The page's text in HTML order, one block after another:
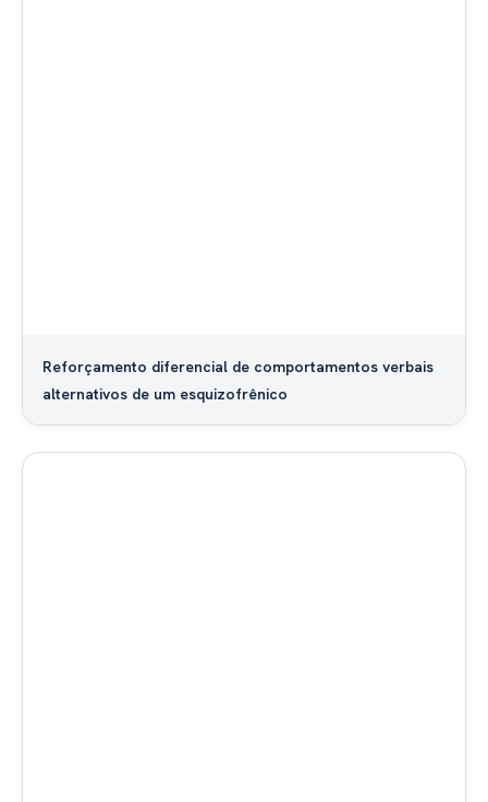
Reforçamento diferencial de comportamentos verbais
alternativos de um esquizofrênico